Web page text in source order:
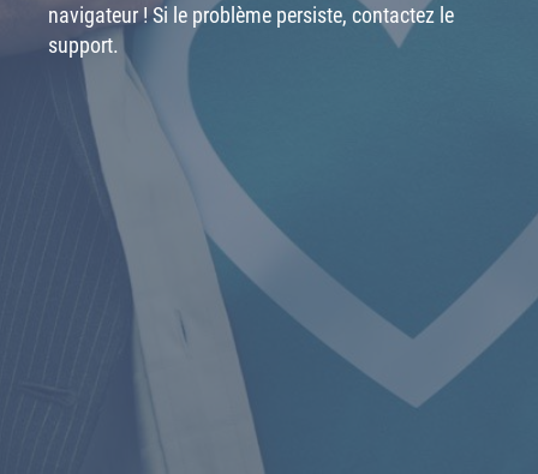
navigateur ! Si le problème persiste, contactez le
support.